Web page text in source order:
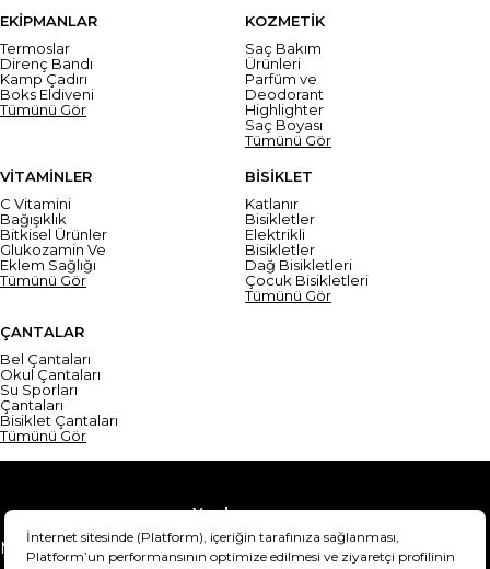
EKİPMANLAR
Termoslar
Direnç Bandı
Kamp Çadırı
Boks Eldiveni
Tümünü Gör
KOZMETİK
Saç Bakım
Ürünleri
Parfüm ve
Deodorant
Highlighter
Saç Boyası
Tümünü Gör
VİTAMİNLER
C Vitamini
Bağışıklık
Bitkisel Ürünler
Glukozamin Ve
Eklem Sağlığı
Tümünü Gör
BİSİKLET
Katlanır
Bisikletler
Elektrikli
Bisikletler
Dağ Bisikletleri
Çocuk Bisikletleri
Tümünü Gör
ÇANTALAR
Bel Çantaları
Okul Çantaları
Su Sporları
Çantaları
Bisiklet Çantaları
Tümünü Gör
Yardım
Mesafeli Satış Sözleşmesi
Teslimat Bilgisi